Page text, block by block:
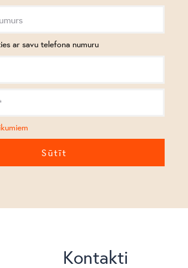
ar savu telefona numuru
Kontakti